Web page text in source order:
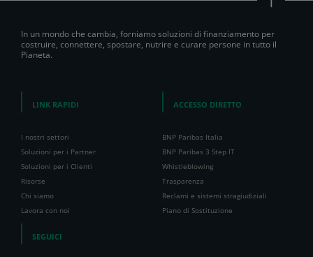
In un mondo che cambia, forniamo soluzioni di finanziamento per
costruire, connettere, spostare, nutrire e curare persone in tutto il
Pianeta.
LINK RAPIDI
I nostri settori
Soluzioni per i Partner
Soluzioni per i Clienti
Risorse
Chi siamo
Lavora con noi
ACCESSO DIRETTO
BNP Paribas Italia
BNP Paribas 3 Step IT
Whistleblowing
Trasparenza
Reclami e sistemi stragiudiziali
Piano di Sostituzione
SEGUICI